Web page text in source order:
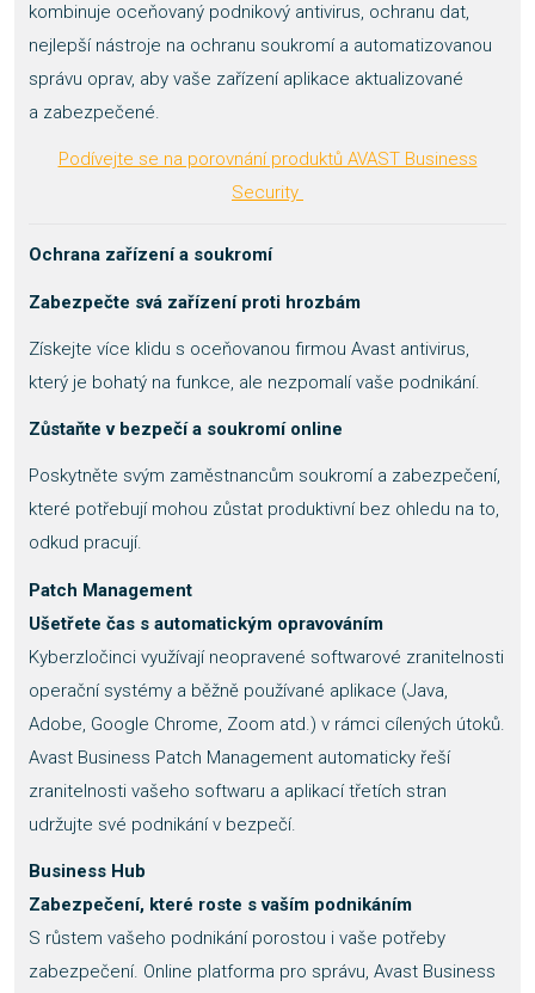
kombinuje oceňovaný podnikový antivirus, ochranu dat,
nejlepší nástroje na ochranu soukromí a automatizovanou
správu oprav, aby vaše zařízení aplikace aktualizované
a zabezpečené.
Podívejte se na porovnání produktů AVAST Business
Security
Ochrana zařízení a soukromí
Zabezpečte svá zařízení proti hrozbám
Získejte více klidu s oceňovanou firmou Avast antivirus,
který je bohatý na funkce, ale nezpomalí vaše podnikání.
Zůstaňte v bezpečí a soukromí online
Poskytněte svým zaměstnancům soukromí a zabezpečení,
které potřebují mohou zůstat produktivní bez ohledu na to,
odkud pracují.
Patch Management
Ušetřete čas s automatickým opravováním
Kyberzločinci využívají neopravené softwarové zranitelnosti
operační systémy a běžně používané aplikace (Java,
Adobe, Google Chrome, Zoom atd.) v rámci cílených útoků.
Avast Business Patch Management automaticky řeší
zranitelnosti vašeho softwaru a aplikací třetích stran
udržujte své podnikání v bezpečí.
Business Hub
Zabezpečení, které roste s vaším podnikáním
S růstem vašeho podnikání porostou i vaše potřeby
zabezpečení. Online platforma pro správu, Avast Business